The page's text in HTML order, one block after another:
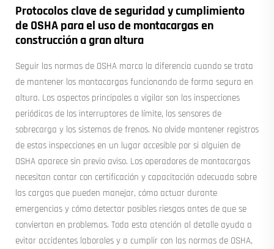
Protocolos clave de seguridad y cumplimiento
de OSHA para el uso de montacargas en
construcción a gran altura
Seguir las normas de OSHA marca la diferencia cuando se trata
de mantener los montacargas funcionando de forma segura en
altura. Los aspectos principales a vigilar son las inspecciones
periódicas de los interruptores de límite, los sensores de
sobrecarga y los sistemas de frenos. No olvide mantener registros
de estas inspecciones en un lugar accesible por si alguien de
OSHA aparece sin previo aviso. Los operadores de montacargas
necesitan contar con certificación y capacitación adecuada sobre
las cargas que pueden manejar, cómo actuar durante
emergencias y cómo detectar posibles riesgos antes de que se
conviertan en problemas. Toda esta atención al detalle ayuda a
evitar accidentes laborales y a cumplir con las normas de OSHA,